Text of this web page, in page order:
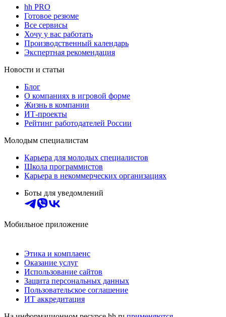
hh PRO
Готовое резюме
Все сервисы
Хочу у вас работать
Производственный календарь
Экспертная рекомендация
Новости и статьи
Блог
О компаниях в игровой форме
Жизнь в компании
ИТ-проекты
Рейтинг работодателей России
Молодым специалистам
Карьера для молодых специалистов
Школа программистов
Карьера в некоммерческих организациях
Боты для уведомлений
Мобильное приложение
Этика и комплаенс
Оказание услуг
Использование сайтов
Защита персональных данных
Пользовательское соглашение
ИТ аккредитация